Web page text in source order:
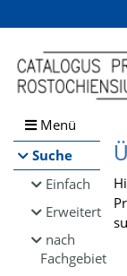
Browsen
direkt zum Inhalt
Menü
Suche
Einfach
Erweitert
nach
Fachgebiet